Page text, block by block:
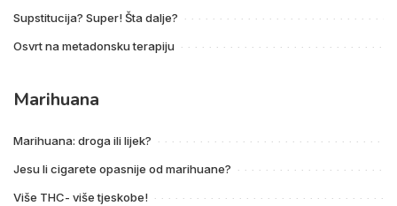
Supstitucija? Super! Šta dalje?
Osvrt na metadonsku terapiju
Marihuana
Marihuana: droga ili lijek?
Jesu li cigarete opasnije od marihuane?
Više THC- više tjeskobe!